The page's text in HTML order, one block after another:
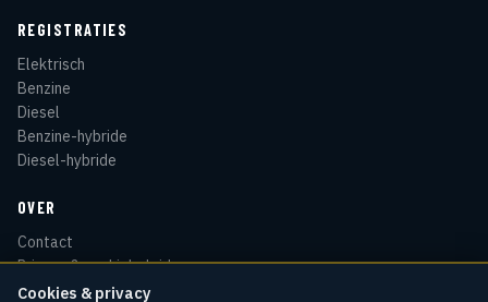
Cookies & privacy
REGISTRATIES
Elektrisch
Benzine
Diesel
Benzine-hybride
Diesel-hybride
OVER
Contact
Privacy & cookiebeleid
Disclaimer